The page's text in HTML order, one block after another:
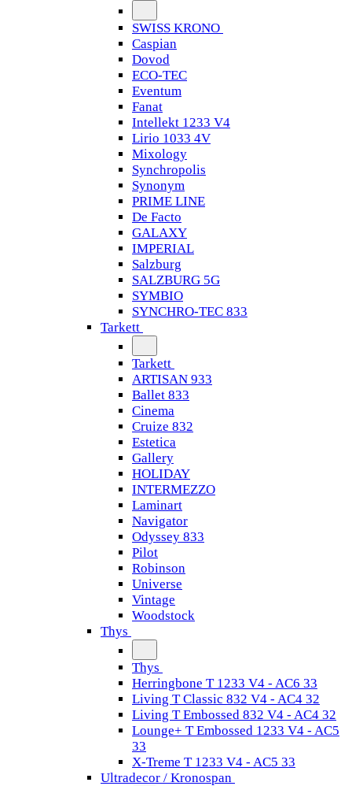
SWISS KRONO
Caspian
Dovod
ECO-TEC
Eventum
Fanat
Intellekt 1233 V4
Lirio 1033 4V
Mixology
Synchropolis
Synonym
PRIME LINE
De Facto
GALAXY
IMPERIAL
Salzburg
SALZBURG 5G
SYMBIO
SYNCHRO-TEC 833
Tarkett
Tarkett
ARTISAN 933
Ballet 833
Cinema
Cruize 832
Estetica
Gallery
HOLIDAY
INTERMEZZO
Laminart
Navigator
Odyssey 833
Pilot
Robinson
Universe
Vintage
Woodstock
Thys
Thys
Herringbone T 1233 V4 - AC6 33
Living T Classic 832 V4 - AC4 32
Living T Embossed 832 V4 - AC4 32
Lounge+ T Embossed 1233 V4 - AC5
33
X-Treme T 1233 V4 - AC5 33
Ultradecor / Kronospan